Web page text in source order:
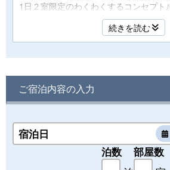
1日２室限定のわくわくするコンセプト
のaiboと一緒に記念旅行♪
幸田町と関わりのあるエアウィーヴを
意しております。
【ご注意】
予めご了承下さいませ。
・寝具について３名ご利用時、布団1組
【設備】
・和洋室・シャワーブース・クリンス
浄機付トイレ・冷蔵庫・金庫
・エアコン・空気清浄機・エアウィーヴ
続きを読む
ご宿泊内容の入力
宿泊日
泊数
部屋数